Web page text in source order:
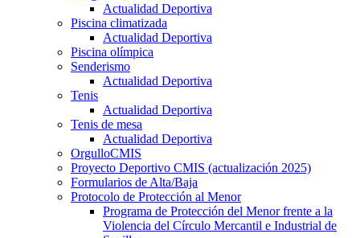
Actualidad Deportiva
Piscina climatizada
Actualidad Deportiva
Piscina olímpica
Senderismo
Actualidad Deportiva
Tenis
Actualidad Deportiva
Tenis de mesa
Actualidad Deportiva
OrgulloCMIS
Proyecto Deportivo CMIS (actualización 2025)
Formularios de Alta/Baja
Protocolo de Protección al Menor
Programa de Protección del Menor frente a la
Violencia del Círculo Mercantil e Industrial de